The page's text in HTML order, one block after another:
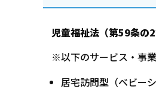
児童福祉法（第59条の
※以下のサービス・事
居宅訪問型（ベビーシ